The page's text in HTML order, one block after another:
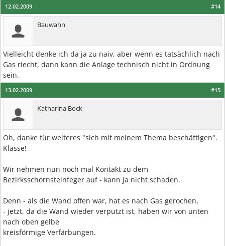
#14
12.02.2009
Bauwahn
Vielleicht denke ich da ja zu naiv, aber wenn es tatsächlich nach
Gas riecht, dann kann die Anlage technisch nicht in Ordnung
sein.
#15
13.02.2009
Katharina Bock
Oh, danke für weiteres "sich mit meinem Thema beschäftigen".
Klasse!
Wir nehmen nun noch mal Kontakt zu dem
Bezirksschornsteinfeger auf - kann ja nicht schaden.
Denn - als die Wand offen war, hat es nach Gas gerochen,
- jetzt, da die Wand wieder verputzt ist, haben wir von unten
nach oben gelbe
kreisförmige Verfärbungen.